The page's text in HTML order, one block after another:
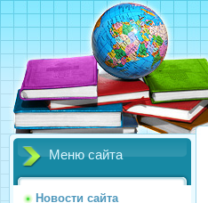
Меню сайта
Новости сайта